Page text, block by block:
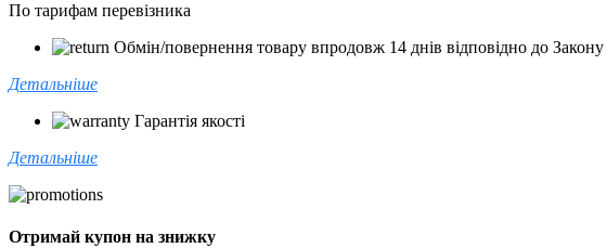
По тарифам перевізника
Обмін/повернення товару впродовж 14 днів відповідно до
Детальніше
Гарантія якості
Детальніше
Отримай купон на знижку